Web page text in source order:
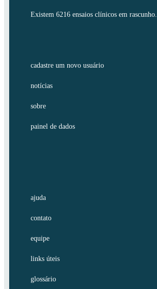
Existem 6216 ensaios clínicos em rascunho.
cadastre um novo usuário
notícias
sobre
painel de dados
ajuda
contato
equipe
links úteis
glossário